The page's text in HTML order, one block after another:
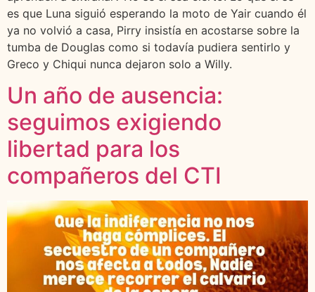
es que Luna siguió esperando la moto de Yair cuando él
ya no volvió a casa, Pirry insistía en acostarse sobre la
tumba de Douglas como si todavía pudiera sentirlo y
Greco y Chiqui nunca dejaron solo a Willy.
Un año de ausencia:
seguimos exigiendo
libertad para los
compañeros del CTI